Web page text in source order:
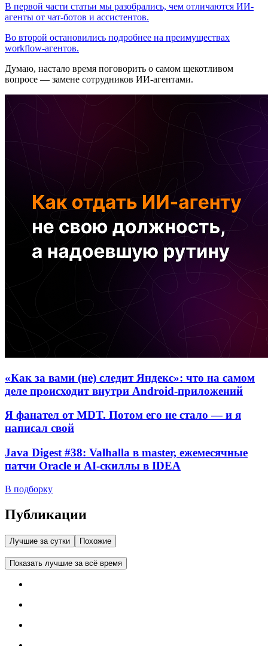
В первой части статьи мы разобрались, чем отличаются ИИ-
агенты от чат-ботов и ассистентов.
Во второй остановились подробнее на преимуществах
workflow-агентов.
Думаю, настало время поговорить о самом щекотливом
вопросе — замене сотрудников ИИ-агентами.
«Как за вами (не) следит Яндекс»: что на самом
деле происходит внутри Android-приложений
Я фанател от MDT. Потом его не стало — и я
написал свой
Java Digest #38: Valhalla в master, ежемесячные
патчи Oracle и AI-скиллы в IDEA
В подборку
Публикации
Лучшие за сутки Похожие
Показать лучшие за всё время